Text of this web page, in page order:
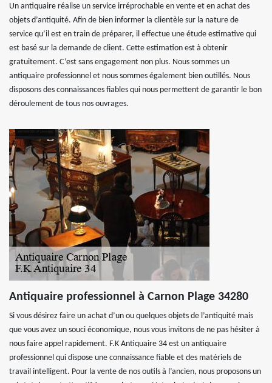
Un antiquaire réalise un service irréprochable en vente et en achat des
objets d’antiquité. Afin de bien informer la clientèle sur la nature de
service qu’il est en train de préparer, il effectue une étude estimative qui
est basé sur la demande de client. Cette estimation est à obtenir
gratuitement. C’est sans engagement non plus. Nous sommes un
antiquaire professionnel et nous sommes également bien outillés. Nous
disposons des connaissances fiables qui nous permettent de garantir le bon
déroulement de tous nos ouvrages.
Antiquaire professionnel à Carnon Plage 34280
Si vous désirez faire un achat d’un ou quelques objets de l’antiquité mais
que vous avez un souci économique, nous vous invitons de ne pas hésiter à
nous faire appel rapidement. F.K Antiquaire 34 est un antiquaire
professionnel qui dispose une connaissance fiable et des matériels de
travail intelligent. Pour la vente de nos outils à l’ancien, nous proposons un